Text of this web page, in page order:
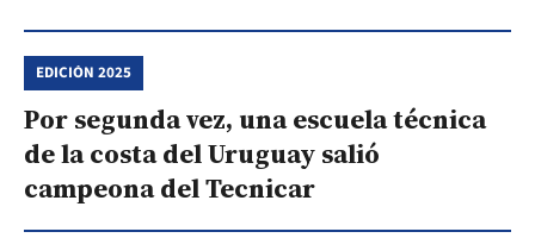
EDICIÓN 2025
Por segunda vez, una escuela técnica
de la costa del Uruguay salió
campeona del Tecnicar